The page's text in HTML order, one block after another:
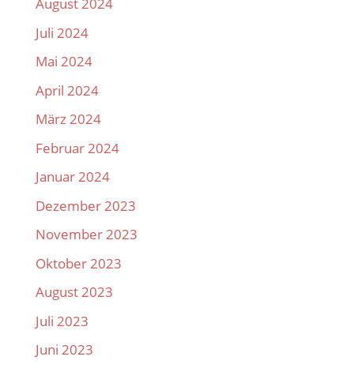
August 2024
Juli 2024
Mai 2024
April 2024
März 2024
Februar 2024
Januar 2024
Dezember 2023
November 2023
Oktober 2023
August 2023
Juli 2023
Juni 2023